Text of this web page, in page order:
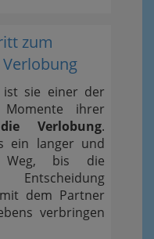
zum
Verlobung
sie einer der
Momente ihrer
die Verlobung.
ein langer und
Weg, bis die
dem Partner
verbringen